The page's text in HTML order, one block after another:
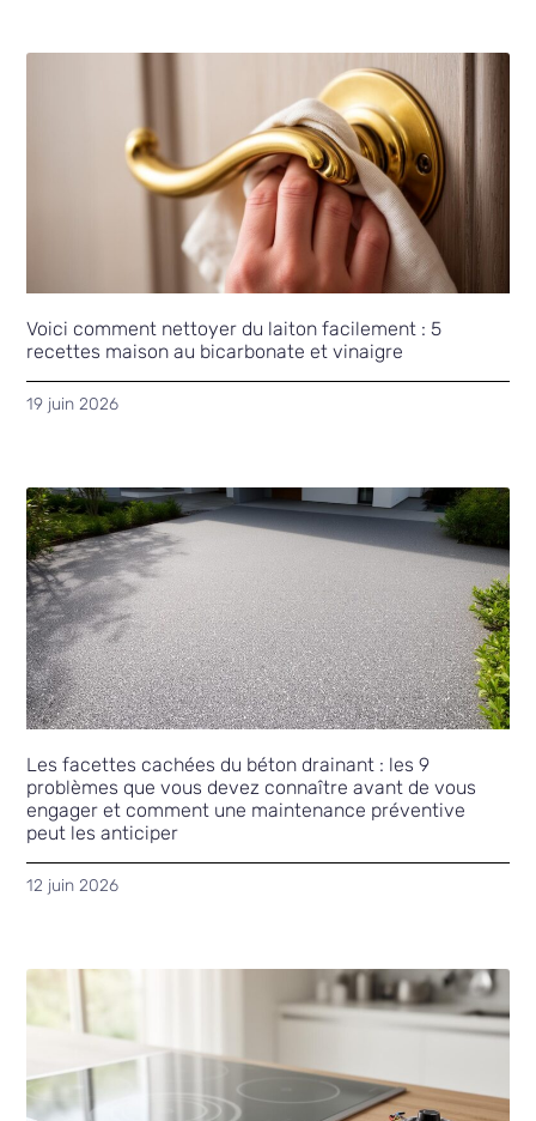
Voici comment nettoyer du laiton facilement : 5
recettes maison au bicarbonate et vinaigre
19 juin 2026
Les facettes cachées du béton drainant : les 9
problèmes que vous devez connaître avant de vous
engager et comment une maintenance préventive
peut les anticiper
12 juin 2026